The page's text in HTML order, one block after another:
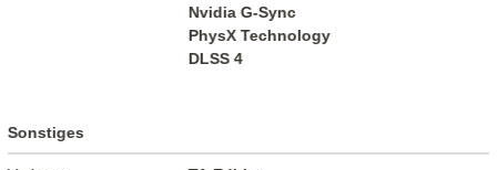
Nvidia G-Sync
PhysX Technology
DLSS 4
Sonstiges